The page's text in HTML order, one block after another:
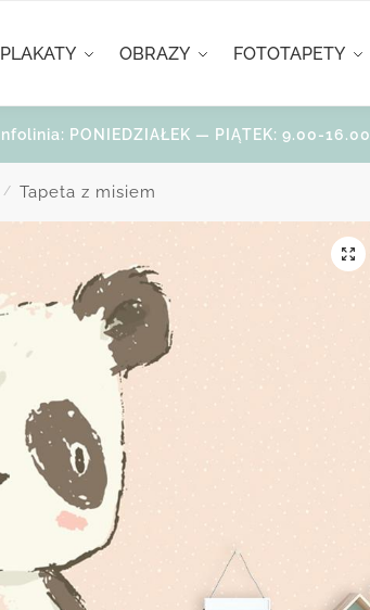
PLAKATY OBRAZY FOTOTAPETY
Infolinia: PONIEDZIAŁEK — PIĄTEK: 9.00-16.00
/ Tapeta z misiem